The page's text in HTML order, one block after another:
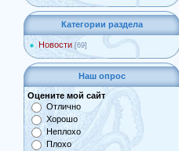
Категории раздела
Новости [69]
Наш опрос
Оцените мой сайт
Отлично
Хорошо
Неплохо
Плохо